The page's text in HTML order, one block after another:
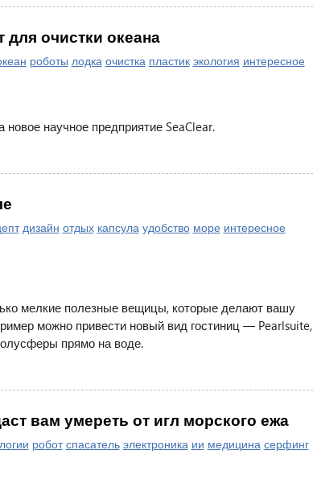
для очистки океана
роботы лодка очистка пластик экология интересное
научное предприятие SeaClear.
дизайн отдых капсула удобство море интересное
мелкие полезные вещицы, которые делают вашу
можно привести новый вид гостиниц — Pearlsuite,
прямо на воде.
вам умереть от игл морского ежа
робот спасатель электроника ии медицина серфинг